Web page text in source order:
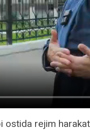
ostida rejim